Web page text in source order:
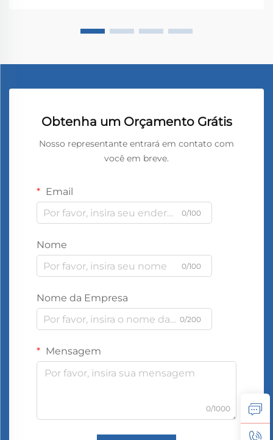
Obtenha um Orçamento Grátis
Nosso representante entrará em contato com
você em breve.
Email
0/100
Nome
0/100
Nome da Empresa
0/200
Mensagem
0/1000